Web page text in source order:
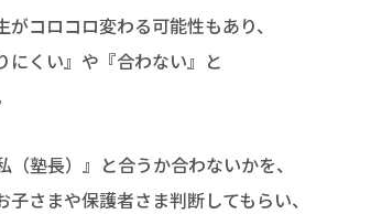
コロコロ変わる可能性もあり、
にくい』や『合わない』と
塾長）』と合うか合わないかを、
さまや保護者さま判断してもらい、